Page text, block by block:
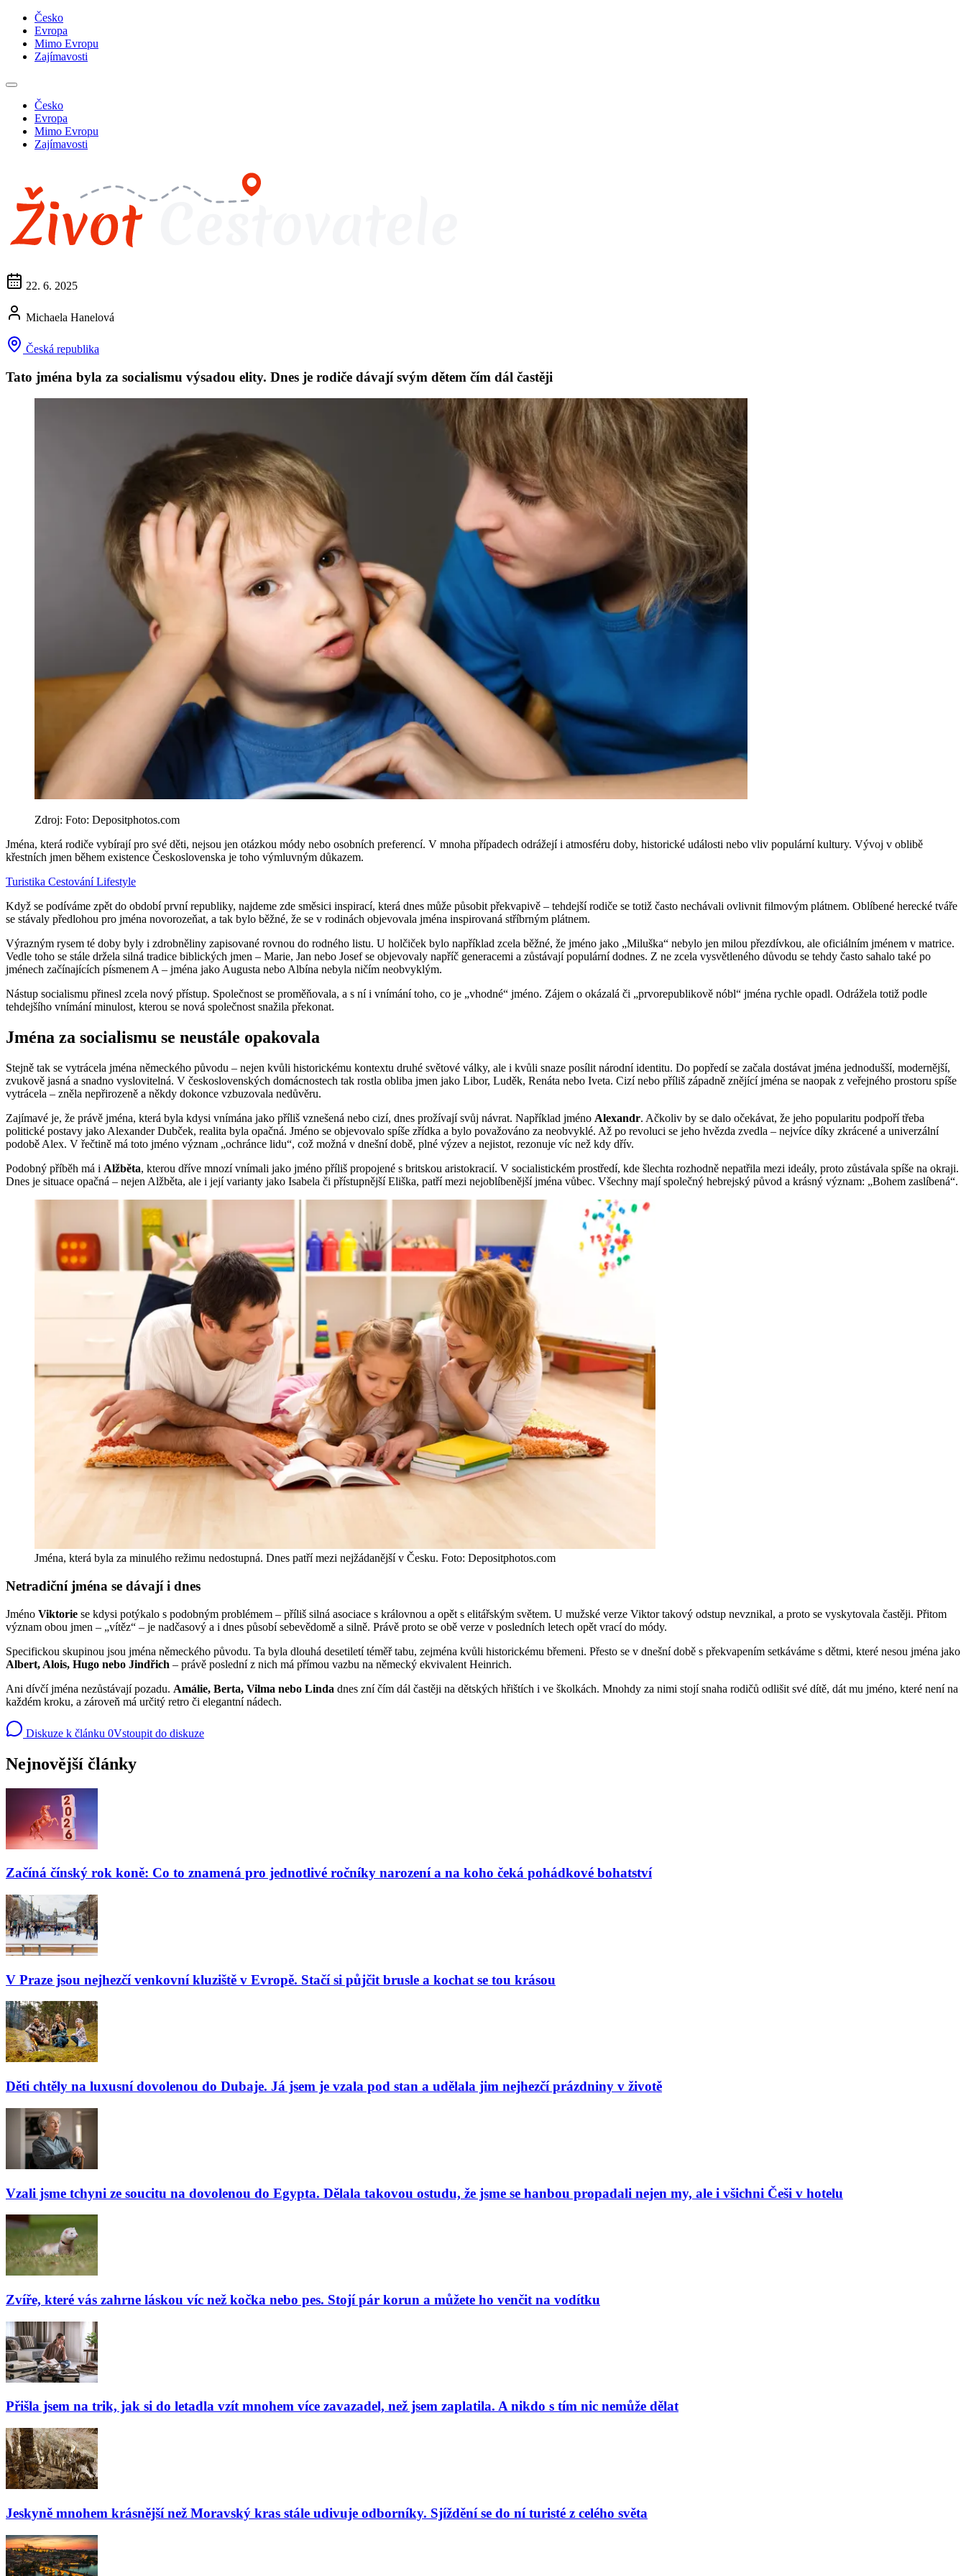
Česko
Evropa
Mimo Evropu
Zajímavosti
Česko
Evropa
Mimo Evropu
Zajímavosti
22. 6. 2025
Michaela Hanelová
Česká republika
Tato jména byla za socialismu výsadou elity. Dnes je rodiče dávají svým dětem čím dál častěji
Zdroj: Foto: Depositphotos.com
Jména, která rodiče vybírají pro své děti, nejsou jen otázkou módy nebo osobních preferencí. V mnoha případech odrážejí i atmosféru doby, historické události nebo vliv populární kultury. Vývoj v oblibě
křestních jmen během existence Československa je toho výmluvným důkazem.
Turistika CestováníLifestyle
Když se podíváme zpět do období první republiky, najdeme zde směsici inspirací, která dnes může působit překvapivě – tehdejší rodiče se totiž často nechávali ovlivnit filmovým plátnem. Oblíbené herecké tváře
se stávaly předlohou pro jména novorozeňat, a tak bylo běžné, že se v rodinách objevovala jména inspirovaná stříbrným plátnem.
Výrazným rysem té doby byly i zdrobněliny zapisované rovnou do rodného listu. U holčiček bylo například zcela běžné, že jméno jako „Miluška“ nebylo jen milou přezdívkou, ale oficiálním jménem v matrice.
Vedle toho se stále držela silná tradice biblických jmen – Marie, Jan nebo Josef se objevovaly napříč generacemi a zůstávají populární dodnes. Z ne zcela vysvětleného důvodu se tehdy často sahalo také po
jménech začínajících písmenem A – jména jako Augusta nebo Albína nebyla ničím neobvyklým.
Nástup socialismu přinesl zcela nový přístup. Společnost se proměňovala, a s ní i vnímání toho, co je „vhodné“ jméno. Zájem o okázalá či „prvorepublikově nóbl“ jména rychle opadl. Odrážela totiž podle
tehdejšího vnímání minulost, kterou se nová společnost snažila překonat.
Jména za socialismu se neustále opakovala
Stejně tak se vytrácela jména německého původu – nejen kvůli historickému kontextu druhé světové války, ale i kvůli snaze posílit národní identitu. Do popředí se začala dostávat jména jednodušší, modernější,
zvukově jasná a snadno vyslovitelná. V československých domácnostech tak rostla obliba jmen jako Libor, Luděk, Renáta nebo Iveta. Cizí nebo příliš západně znějící jména se naopak z veřejného prostoru spíše
vytrácela – zněla nepřirozeně a někdy dokonce vzbuzovala nedůvěru.
Zajímavé je, že právě jména, která byla kdysi vnímána jako příliš vznešená nebo cizí, dnes prožívají svůj návrat. Například jméno Alexandr. Ačkoliv by se dalo očekávat, že jeho popularitu podpoří třeba
politické postavy jako Alexander Dubček, realita byla opačná. Jméno se objevovalo spíše zřídka a bylo považováno za neobvyklé. Až po revoluci se jeho hvězda zvedla – nejvíce díky zkrácené a univerzální
podobě Alex. V řečtině má toto jméno význam „ochránce lidu“, což možná v dnešní době, plné výzev a nejistot, rezonuje víc než kdy dřív.
Podobný příběh má i Alžběta, kterou dříve mnozí vnímali jako jméno příliš propojené s britskou aristokracií. V socialistickém prostředí, kde šlechta rozhodně nepatřila mezi ideály, proto zůstávala spíše na okraji.
Dnes je situace opačná – nejen Alžběta, ale i její varianty jako Isabela či přístupnější Eliška, patří mezi nejoblíbenější jména vůbec. Všechny mají společný hebrejský původ a krásný význam: „Bohem zaslíbená“.
Jména, která byla za minulého režimu nedostupná. Dnes patří mezi nejžádanější v Česku. Foto: Depositphotos.com
Netradiční jména se dávají i dnes
Jméno Viktorie se kdysi potýkalo s podobným problémem – příliš silná asociace s královnou a opět s elitářským světem. U mužské verze Viktor takový odstup nevznikal, a proto se vyskytovala častěji. Přitom
význam obou jmen – „vítěz“ – je nadčasový a i dnes působí sebevědomě a silně. Právě proto se obě verze v posledních letech opět vrací do módy.
Specifickou skupinou jsou jména německého původu. Ta byla dlouhá desetiletí téměř tabu, zejména kvůli historickému břemeni. Přesto se v dnešní době s překvapením setkáváme s dětmi, které nesou jména jako
Albert, Alois, Hugo nebo Jindřich – právě poslední z nich má přímou vazbu na německý ekvivalent Heinrich.
Ani dívčí jména nezůstávají pozadu. Amálie, Berta, Vilma nebo Linda dnes zní čím dál častěji na dětských hřištích i ve školkách. Mnohdy za nimi stojí snaha rodičů odlišit své dítě, dát mu jméno, které není na
každém kroku, a zároveň má určitý retro či elegantní nádech.
Diskuze k článku 0Vstoupit do diskuze
Nejnovější články
Začíná čínský rok koně: Co to znamená pro jednotlivé ročníky narození a na koho čeká pohádkové bohatství
V Praze jsou nejhezčí venkovní kluziště v Evropě. Stačí si půjčit brusle a kochat se tou krásou
Děti chtěly na luxusní dovolenou do Dubaje. Já jsem je vzala pod stan a udělala jim nejhezčí prázdniny v životě
Vzali jsme tchyni ze soucitu na dovolenou do Egypta. Dělala takovou ostudu, že jsme se hanbou propadali nejen my, ale i všichni Češi v hotelu
Zvíře, které vás zahrne láskou víc než kočka nebo pes. Stojí pár korun a můžete ho venčit na vodítku
Přišla jsem na trik, jak si do letadla vzít mnohem více zavazadel, než jsem zaplatila. A nikdo s tím nic nemůže dělat
Jeskyně mnohem krásnější než Moravský kras stále udivuje odborníky. Sjíždění se do ní turisté z celého světa